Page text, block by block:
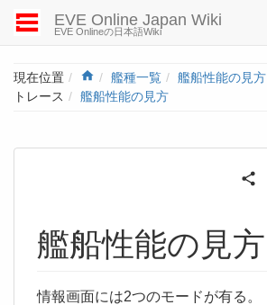
EVE Online Japan Wiki
EVE Onlineの日本語Wiki
現在位置 Home
艦種一覧
艦船性能の見方
トレース
艦船性能の見方
艦船性能の見方
情報画面には2つのモードが有る。